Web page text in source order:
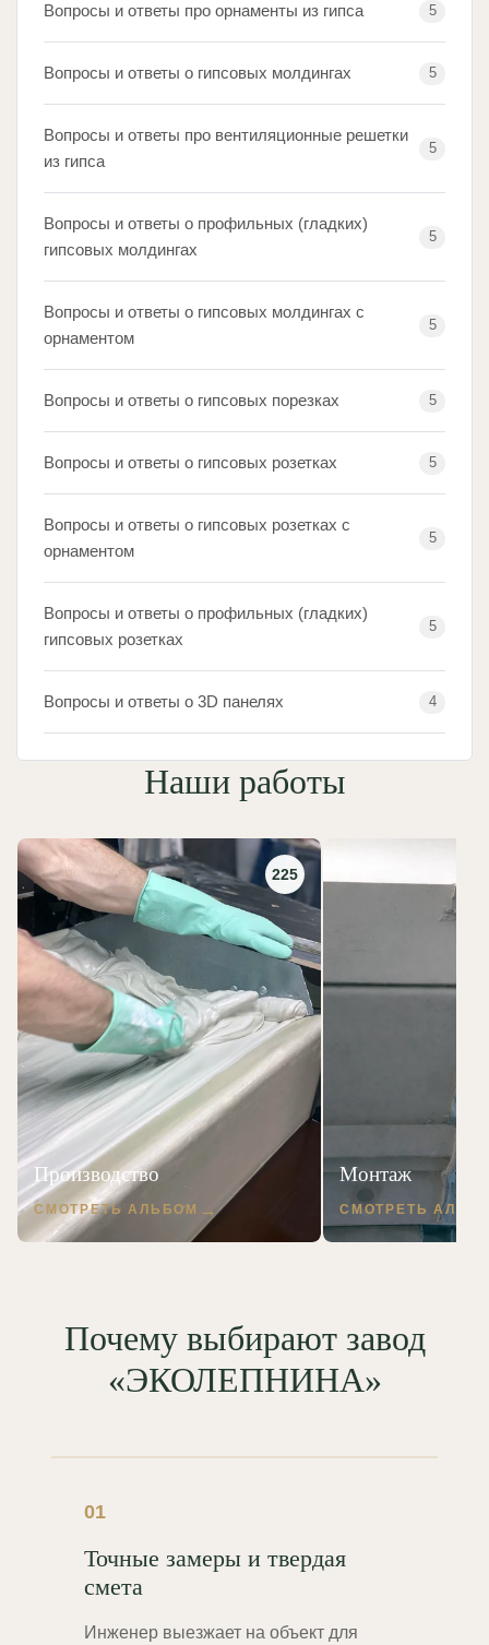
Вопросы и ответы про орнаменты из гипса 5
Вопросы и ответы о гипсовых молдингах 5
Вопросы и ответы про вентиляционные решетки
из гипса
5
Вопросы и ответы о профильных (гладких)
гипсовых молдингах
5
Вопросы и ответы о гипсовых молдингах с
орнаментом
5
Вопросы и ответы о гипсовых порезках 5
Вопросы и ответы о гипсовых розетках 5
Вопросы и ответы о гипсовых розетках с
орнаментом
5
Вопросы и ответы о профильных (гладких)
гипсовых розетках
5
Вопросы и ответы о 3D панелях 4
Наши работы
225
Производство
СМОТРЕТЬ АЛЬБОМ
Монтаж
СМОТРЕТЬ
Почему выбирают завод
«ЭКОЛЕПНИНА»
01
Точные замеры и твердая
смета
Инженер выезжает на объект для